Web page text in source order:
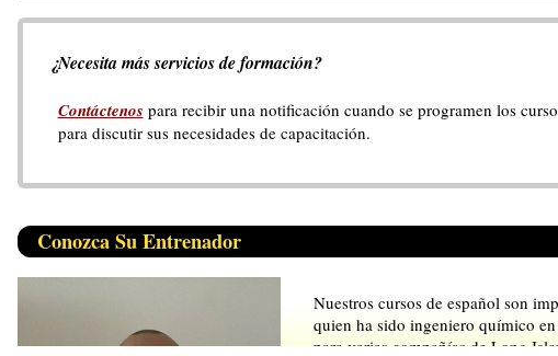
¿Necesita más servicios de formación?
Contáctenos para recibir una notificación cuando se programen los
para discutir sus necesidades de capacitación.
Conozca Su Entrenador
Nuestros cursos de español son
quien ha sido ingeniero químico
para varias compañías de Long